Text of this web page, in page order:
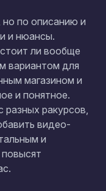
по описанию и
и нюансы.
ли вообще
вариантом для
магазином и
и понятное.
разных ракурсов,
видео-
и